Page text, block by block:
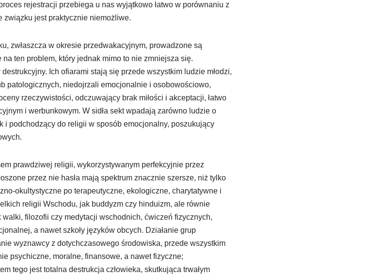
rejestracji przebiega u nas wyjątkowo łatwo w porównaniu z
związku jest praktycznie niemożliwe.
zwłaszcza w okresie przedwakacyjnym, prowadzone są
ten problem, który jednak mimo to nie zmniejsza się.
Ich ofiarami stają się przede wszystkim ludzie młodzi,
patologicznych, niedojrzali emocjonalnie i osobowościowo,
rzeczywistości, odczuwający brak miłości i akceptacji, łatwo
i werbunkowym. W sidła sekt wpadają zarówno ludzie o
i podchodzący do religii w sposób emocjonalny, poszukujący
prawdziwej religii, wykorzystywanym perfekcyjnie przez
przez nie hasła mają spektrum znacznie szersze, niż tylko
okultystyczne po terapeutyczne, ekologiczne, charytatywne i
religii Wschodu, jak buddyzm czy hinduizm, ale równie
walki, filozofii czy medytacji wschodnich, ćwiczeń fizycznych,
a nawet szkoły języków obcych. Działanie grup
wyznawcy z dotychczasowego środowiska, przede wszystkim
psychiczne, moralne, finansowe, a nawet fizyczne;
tego jest totalna destrukcja człowieka, skutkująca trwałym